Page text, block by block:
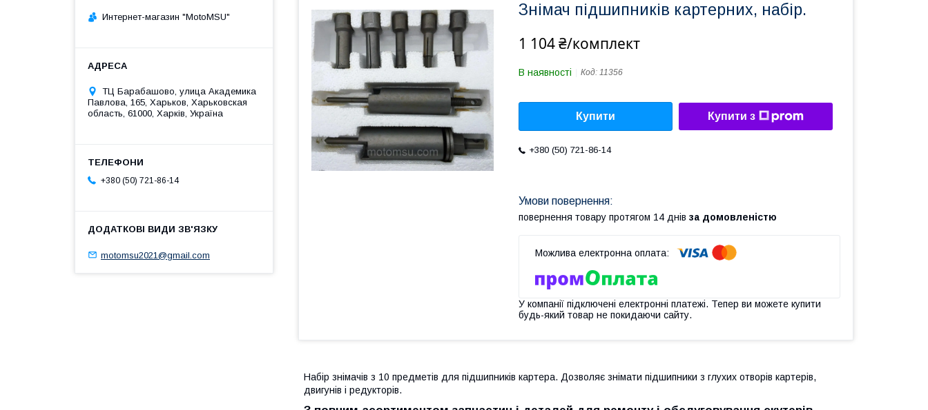
Знімач підшипників картерних, набір.
1 104 ₴/комплект
В наявності Код: 11356
Купити Купити з
+380 (50) 721-86-14
повернення товару протягом 14 днів за домовленістю
У компанії підключені електронні платежі. Тепер ви можете купити
будь-який товар не покидаючи сайту.
Набір знімачів з 10 предметів для підшипників картера. Дозволяє знімати підшипники з глухих отворів картерів,
двигунів і редукторів.
Интернет-магазин "MotoMSU"
ТЦ Барабашово, улица Академика
Павлова, 165, Харьков, Харьковская
область, 61000, Харків, Україна
+380 (50) 721-86-14
motomsu2021@gmail.com